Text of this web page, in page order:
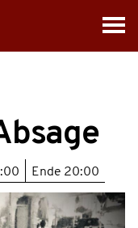
Ende 20:00